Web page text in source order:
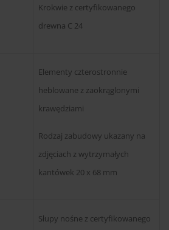
Krokwie z certyfikowanego
drewna C 24
Elementy czterostronnie
heblowane z zaokrąglonymi
krawędziami
Rodzaj zabudowy ukazany na
zdjęciach z wytrzymałych
kantówek 20 x 68 mm
Słupy nośne z certyfikowanego